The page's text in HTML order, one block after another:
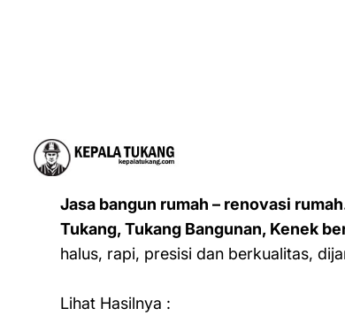
Jasa bangun rumah – renovasi
Tukang, Tukang Bangunan, Kenek
halus, rapi, presisi dan berkualitas,
Lihat Hasilnya :